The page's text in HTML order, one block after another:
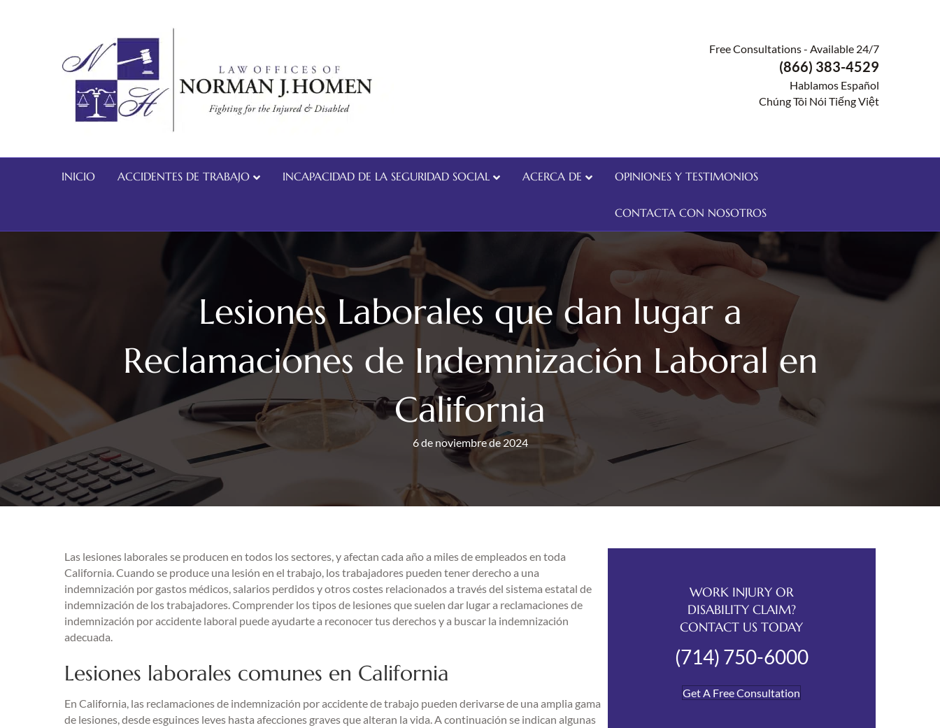
Free Consultations - Available 24/7
(866) 383-4529
Hablamos Español
Chúng Tôi Nói Tiếng Việt
INICIO ACCIDENTES DE TRABAJO INCAPACIDAD DE LA SEGURIDAD SOCIAL ACERCA DE OPINIONES Y TESTIMONIOS
CONTACTA CON NOSOTROS
Lesiones Laborales que dan lugar a
Reclamaciones de Indemnización Laboral en
California
6 de noviembre de 2024
Las lesiones laborales se producen en todos los sectores, y afectan cada año a miles de empleados en toda
California. Cuando se produce una lesión en el trabajo, los trabajadores pueden tener derecho a una
indemnización por gastos médicos, salarios perdidos y otros costes relacionados a través del sistema estatal de
indemnización de los trabajadores. Comprender los tipos de lesiones que suelen dar lugar a reclamaciones de
indemnización por accidente laboral puede ayudarte a reconocer tus derechos y a buscar la indemnización
adecuada.
Lesiones laborales comunes en California
En California, las reclamaciones de indemnización por accidente de trabajo pueden derivarse de una amplia gama
de lesiones, desde esguinces leves hasta afecciones graves que alteran la vida. A continuación se indican algunas
WORK INJURY OR
DISABILITY CLAIM?
CONTACT US TODAY
(714) 750-6000
Get A Free Consultation